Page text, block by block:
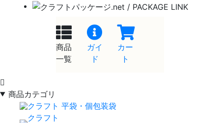
商品
一覧
ガイ
ド
カー
ト
商品カテゴリ
クラフト 平袋・個包装袋
クラフト